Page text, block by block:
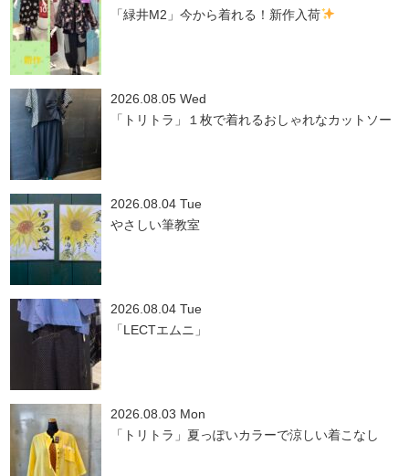
「緑井M2」今から着れる！新作入荷
2026.08.05 Wed
「トリトラ」１枚で着れるおしゃれなカットソー
2026.08.04 Tue
やさしい筆教室
2026.08.04 Tue
「LECTエムニ」
2026.08.03 Mon
「トリトラ」夏っぽいカラーで涼しい着こなし